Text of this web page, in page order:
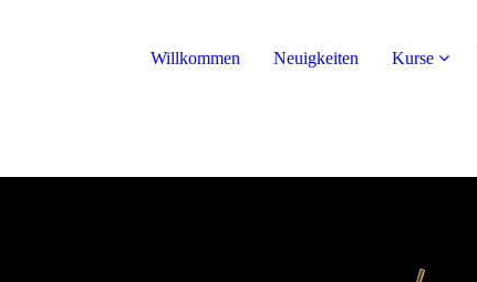
Willkommen Neuigkeiten Kurse